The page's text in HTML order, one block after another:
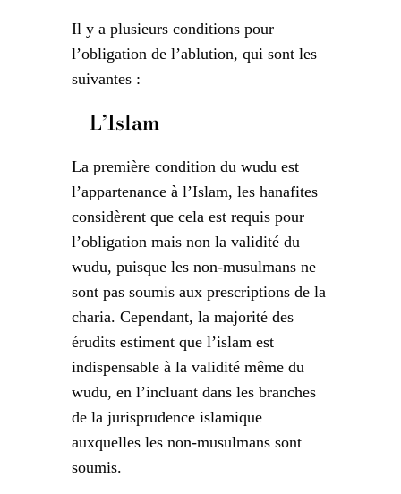
Il y a plusieurs conditions pour
l’obligation de l’ablution, qui sont les
suivantes :
L’Islam
La première condition du wudu est
l’appartenance à l’Islam, les hanafites
considèrent que cela est requis pour
l’obligation mais non la validité du
wudu, puisque les non-musulmans ne
sont pas soumis aux prescriptions de la
charia. Cependant, la majorité des
érudits estiment que l’islam est
indispensable à la validité même du
wudu, en l’incluant dans les branches
de la jurisprudence islamique
auxquelles les non-musulmans sont
soumis.